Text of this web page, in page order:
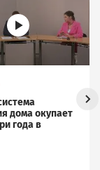
дома окупает
года в